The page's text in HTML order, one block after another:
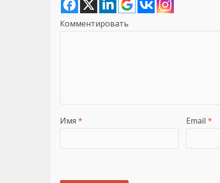
Комментировать
Имя * Email *